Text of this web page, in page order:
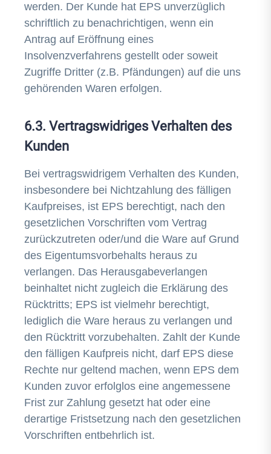
werden. Der Kunde hat EPS unverzüglich
schriftlich zu benachrichtigen, wenn ein
Antrag auf Eröffnung eines
Insolvenzverfahrens gestellt oder soweit
Zugriffe Dritter (z.B. Pfändungen) auf die uns
gehörenden Waren erfolgen.
6.3. Vertragswidriges Verhalten des
Kunden
Bei vertragswidrigem Verhalten des Kunden,
insbesondere bei Nichtzahlung des fälligen
Kaufpreises, ist EPS berechtigt, nach den
gesetzlichen Vorschriften vom Vertrag
zurückzutreten oder/und die Ware auf Grund
des Eigentumsvorbehalts heraus zu
verlangen. Das Herausgabeverlangen
beinhaltet nicht zugleich die Erklärung des
Rücktritts; EPS ist vielmehr berechtigt,
lediglich die Ware heraus zu verlangen und
den Rücktritt vorzubehalten. Zahlt der Kunde
den fälligen Kaufpreis nicht, darf EPS diese
Rechte nur geltend machen, wenn EPS dem
Kunden zuvor erfolglos eine angemessene
Frist zur Zahlung gesetzt hat oder eine
derartige Fristsetzung nach den gesetzlichen
Vorschriften entbehrlich ist.